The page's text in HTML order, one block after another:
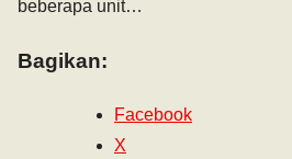
beberapa unit…
Bagikan:
Facebook
X